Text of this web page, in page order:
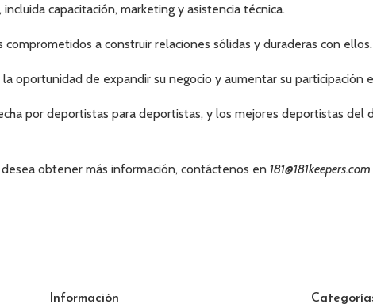
capacitación, marketing y asistencia técnica.
a construir relaciones sólidas y duraderas con ellos.
oportunidad de expandir su negocio y aumentar su participación
por deportistas para deportistas, y los mejores deportistas
obtener más información, contáctenos en 181@181keepers.com
Información